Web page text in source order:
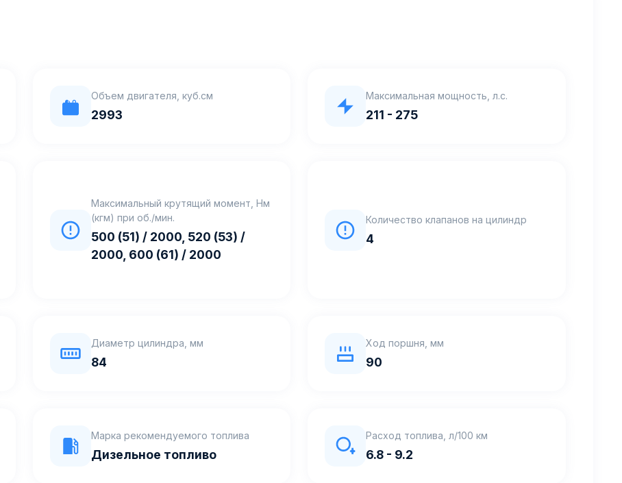
Объем двигателя, куб.см
2993
Максимальная мощность, л.с.
211 - 275
Максимальный крутящий момент, Нм
(кгм) при об./мин.
500 (51) / 2000, 520 (53) /
2000, 600 (61) / 2000
Количество клапанов на цилиндр
4
Диаметр цилиндра, мм
84
Ход поршня, мм
90
Марка рекомендуемого топлива
Дизельное топливо
Расход топлива, л/100 км
6.8 - 9.2